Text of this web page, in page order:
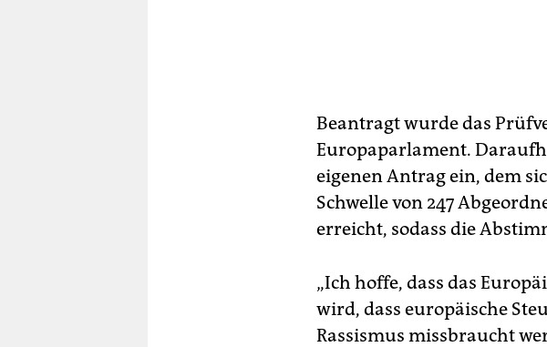
Beantragt wurde das
Europaparlament.
eigenen Antrag ein, dem
Schwelle von 247
erreicht, sodass die
„Ich hoffe, dass das
wird, dass europäische
Rassismus missbraucht